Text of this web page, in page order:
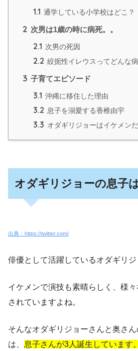
1.1 通学している小学校はどこ？
2 次男は1歳の時に病死。。
2.1 次男の死因
2.2 絞扼性イレウスってどんな
3 子育てエピソード
3.1 沖縄に移住した理由
3.2 息子を溺愛する香椎由宇
3.3 オダギリジョーはイケメン
オダギリジョーの息子
出典：https://twitter.com/
俳優として活躍しているオダギリジ
イケメンで演技も素晴らしく、様
されていますよね。
そんなオダギリジョーさんと奥さ
は、 息子さんが3人誕生しています。